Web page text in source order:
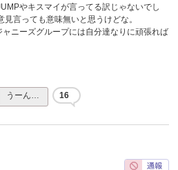
やキスマイが言ってる訳じゃないでし
言っても意味無いと思うけどな。
ニーズグループには自分達なりに頑張れば
うーん… 16